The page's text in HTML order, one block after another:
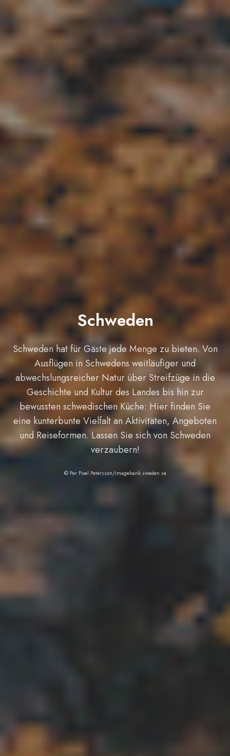
Schweden
Schweden hat für Gäste jede Menge zu bieten. Von
Ausflügen in Schwedens weitläufiger und
abwechslungsreicher Natur über Streifzüge in die
Geschichte und Kultur des Landes bis hin zur
bewussten schwedischen Küche: Hier finden Sie
eine kunterbunte Vielfalt an Aktivitäten, Angeboten
und Reiseformen. Lassen Sie sich von Schweden
verzaubern!
© Per Pixel Petersson/imagebank.sweden.se